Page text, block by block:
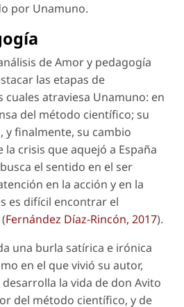
por Unamuno.
deAmor y pedagogía
las etapas de
atraviesa Unamuno: en
del método científico; su
y finalmente, su cambio
crisis que aquejó a España
el sentido en el ser
en la acción y en la
es difícil encontrar el
Fernández Díaz-Rincón, 2017).
una burla satírica e irónica
en el que vivió su autor,
la vida de don Avito
del método científico, y de